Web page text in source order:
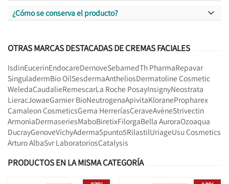
¿Cómo se conserva el producto? 
OTRAS MARCAS DESTACADAS DE CREMAS FACIALES
IsdinEucerinEndocareDernoveSebamedTh PharmaRepavar
SinguladermBio OilSesdermaAntheliosDermatoline Cosmetic
WeledaCaudalieRemescarLa Roche PosayInsignyNeostrata
LieracJowaeGarnier BioNeutrogenaApivitaKloranePropharex
Camaleon CosmeticsGema HerreríasCeraveAvèneStrivectin
ArmoniaDermaseriesMaboBiretixFilorgaBella AuroraOzoaqua
DucrayGenoveVichyAderma5punto5RilastilUriageUsu Cosmetics
Arturo AlbaSvr LaboratoriosCatalysis
PRODUCTOS EN LA MISMA CATEGORÍA